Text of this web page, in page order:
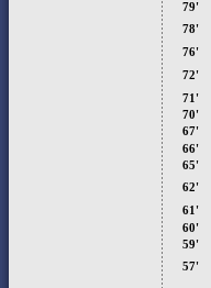
79'
78'
76'
72'
71'
70'
67'
66'
65'
62'
61'
60'
59'
57'